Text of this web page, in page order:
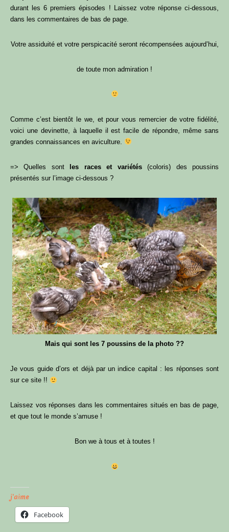
durant les 6 premiers épisodes ! Laissez votre réponse ci-dessous,
dans les commentaires de bas de page.
Votre assiduité et votre perspicacité seront récompensées aujourd’hui,
de toute mon admiration !
Comme c’est bientôt le we, et pour vous remercier de votre fidélité,
voici une devinette, à laquelle il est facile de répondre, même sans
grandes connaissances en aviculture.
=> Quelles sont les races et variétés(coloris) des poussins
présentés sur l’image ci-dessous ?
Mais qui sont les 7 poussins de la photo ??
Je vous guide d’ors et déjà par un indice capital : les réponses sont
sur ce site !!
Laissez vos réponses dans les commentaires situés en bas de page,
et que tout le monde s’amuse !
Bon we à tous et à toutes !
j'aime
Facebook